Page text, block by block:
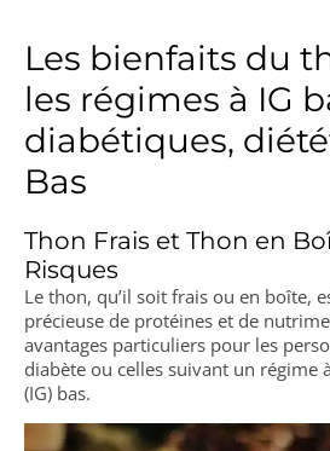
Les bienfaits du
les régimes à IG
diabétiques,
Bas
Thon Frais et Thon en
Risques
Le thon, qu’il soit frais ou en boîte,
précieuse de protéines et de
avantages particuliers pour les
diabète ou celles suivant un régime
(IG) bas.